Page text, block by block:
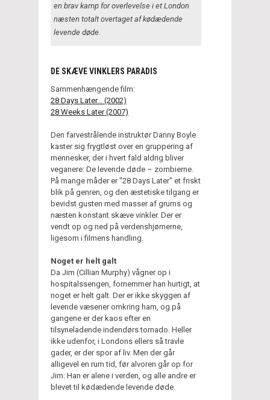
en brav kamp for overlevelse i et London
næsten totalt overtaget af kødædende
levende døde.
DE SKÆVE VINKLERS PARADIS
Sammenhængende film:
28 Days Later... (2002)
28 Weeks Later (2007)
Den farvestrålende instruktør Danny Boyle
kaster sig frygtløst over en gruppering af
mennesker, der i hvert fald aldrig bliver
veganere: De levende døde – zombierne.
På mange måder er "28 Days Later" et friskt
blik på genren, og den æstetiske tilgang er
bevidst gusten med masser af grums og
næsten konstant skæve vinkler. Der er
vendt op og ned på verdenshjørnerne,
ligesom i filmens handling.
Noget er helt galt
Da Jim (Cillian Murphy) vågner op i
hospitalssengen, fornemmer han hurtigt, at
noget er helt galt. Der er ikke skyggen af
levende væsener omkring ham, og på
gangene er der kaos efter en
tilsyneladende indendørs tornado. Heller
ikke udenfor, i Londons ellers så travle
gader, er der spor af liv. Men der går
alligevel en rum tid, før alvoren går op for
Jim: Han er alene i verden, og alle andre er
blevet til kødædende levende døde.